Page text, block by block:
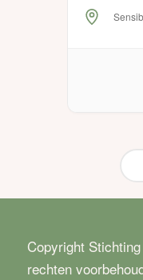
https://
special-
en
Copyright
rechten